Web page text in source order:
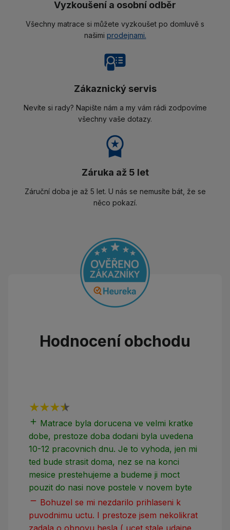
Vyzkoušení a osobní odběr
Všechny matrace si můžete vyzkoušet po domluvě s
našimi prodejnami.
Zákaznický servis
Nevíte si rady? Napište nám a my vám rádi zodpovíme
všechny vaše dotazy.
Záruka až 5 let
Záruční doba je až 5 let. U nás se nemusíte bát, že se
něco pokazí.
Hodnocení obchodu
add Matrace byla dorucena ve velmi kratke
dobe, prestoze doba dodani byla uvedena
10-12 pracovnich dnu. Je to vyhoda, jen mi
ted bude strasit doma, nez se na konci
mesice prestehujeme a budeme ji moct
pouzit do nasi nove postele v novem byte
remove Bohuzel se mi nezdarilo prihlaseni k
puvodnimu uctu. I prestoze jsem nekolikrat
zadala o obnovu hesla ( ucet stale udajne